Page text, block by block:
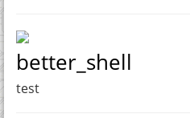
better_shell
test